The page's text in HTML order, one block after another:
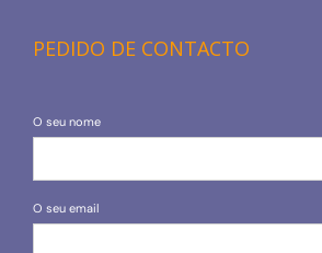
PEDIDO DE CONTACTO
O seu nome
O seu email